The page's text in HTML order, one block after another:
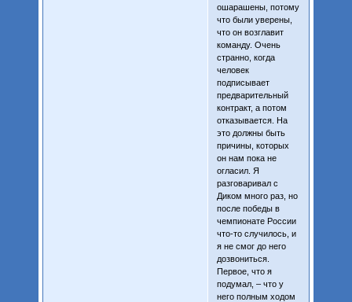
ошарашены, потому
что были уверены,
что он возглавит
команду. Очень
странно, когда
человек
подписывает
предварительный
контракт, а потом
отказывается. На
это должны быть
причины, которых
он нам пока не
огласил. Я
разговаривал с
Диком много раз, но
после победы в
чемпионате России
что-то случилось, и
я не смог до него
дозвониться.
Первое, что я
подумал, – что у
него полным ходом